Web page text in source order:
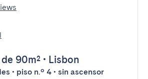
de 90m² • Lisbon
• piso n.º 4 • sin ascensor